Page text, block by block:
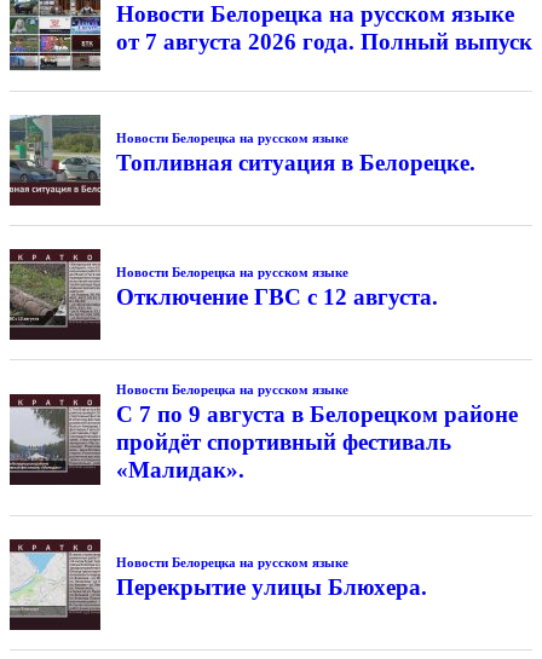
Новости Белорецка на русском языке
от 7 августа 2026 года. Полный выпуск
Новости Белорецка на русском языке
Топливная ситуация в Белорецке.
Новости Белорецка на русском языке
Отключение ГВС с 12 августа.
Новости Белорецка на русском языке
С 7 по 9 августа в Белорецком районе
пройдёт спортивный фестиваль
«Малидак».
Новости Белорецка на русском языке
Перекрытие улицы Блюхера.